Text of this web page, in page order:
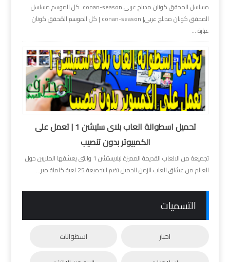
مسلسل المحقق كونان مدبلج عربى conan-season كل الموسم مسلسل
المحقق كونان مدبلج عربى| conan-season | كل الموسم المُحقق كونان
عبارة ...
تحميل اسطوانة العاب بلاى ستيشن 1 | تعمل على
الكمبيوتر بدون تنصيب
تجميعة من الالعاب القديمة المميزة لبلايستشن 1 والتى يعشقها الملايين حول
العالم من عشاق العاب الزمن الجميل تضم التجميعة 25 لعبة كاملة مبر...
التسميات
اخبار اسطوانات